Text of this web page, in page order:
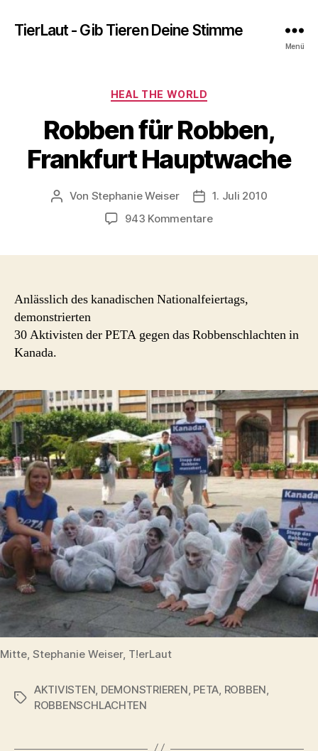
TierLaut - Gib Tieren Deine Stimme
Menü
Kategorien
HEAL THE WORLD
Robben für Robben,
Frankfurt Hauptwache
Beitragsautor
Von Stephanie Weiser Beitragsdatum
1. Juli 2010
943 Kommentarezu
Hauptwache
Anlässlich des kanadischen Nationalfeiertags,
demonstrierten
30 Aktivisten der PETA gegen das Robbenschlachten in
Kanada.
Mitte, Stephanie Weiser, T!erLaut
Schlagwörter
AKTIVISTEN DEMONSTRIEREN PETA ROBBEN
ROBBENSCHLACHTEN